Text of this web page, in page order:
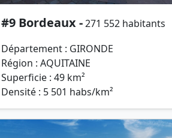
#9 Bordeaux -271 552 habitants
Département : GIRONDE
Région : AQUITAINE
Superficie : 49 km²
Densité : 5 501 habs/km²